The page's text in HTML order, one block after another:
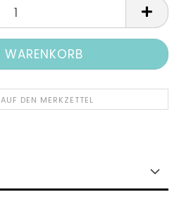
AUF DEN MERKZETTEL